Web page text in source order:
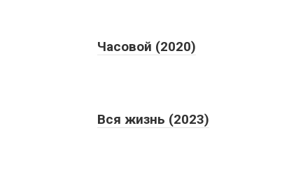
Часовой (2020)
Вся жизнь (2023)